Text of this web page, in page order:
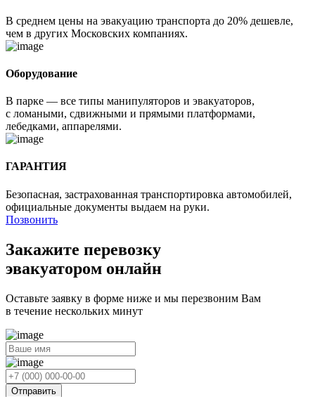
В среднем цены на эвакуацию транспорта до 20% дешевле,
чем в других Московских компаниях.
Оборудование
В парке — все типы манипуляторов и эвакуаторов,
с ломаными, сдвижными и прямыми платформами,
лебедками, аппарелями.
ГАРАНТИЯ
Безопасная, застрахованная транспортировка автомобилей,
официальные документы выдаем на руки.
Позвонить
Закажите перевозку
эвакуатором онлайн
Оставьте заявку в форме ниже и мы перезвоним Вам
в течение нескольких минут
Отправить